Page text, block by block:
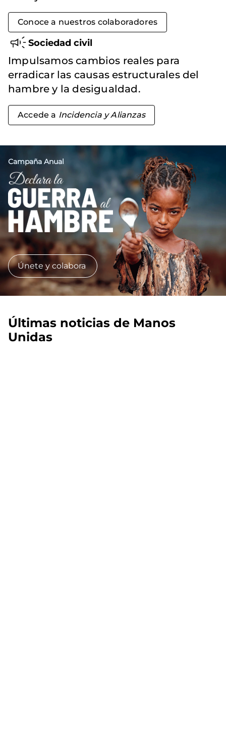
Conoce a nuestros colaboradores
Sociedad civil
Impulsamos cambios reales para
erradicar las causas estructurales del
hambre y la desigualdad.
Accede a Incidencia y Alianzas
Imagen
Campaña Anual
Únete y colabora
Últimas noticias de Manos
Unidas